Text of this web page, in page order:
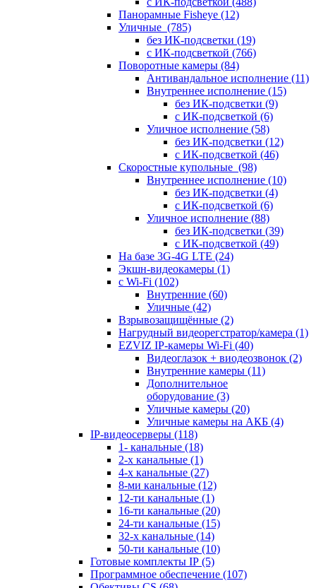
Панорамные Fisheye (12)
Уличные (785)
без ИК-подсветки (19)
с ИК-подсветкой (766)
Поворотные камеры (84)
Антивандальное исполнение (11)
Внутреннее исполнение (15)
без ИК-подсветки (9)
с ИК-подсветкой (6)
Уличное исполнение (58)
без ИК-подсветки (12)
с ИК-подсветкой (46)
Скоростные купольные (98)
Внутреннее исполнение (10)
без ИК-подсветки (4)
с ИК-подсветкой (6)
Уличное исполнение (88)
без ИК-подсветки (39)
с ИК-подсветкой (49)
На базе 3G-4G LTE (24)
Экшн-видеокамеры (1)
с Wi-Fi (102)
Внутренние (60)
Уличные (42)
Взрывозащищённые (2)
Нагрудный видеорегстратор/камера (1)
EZVIZ IP-камеры Wi-Fi (40)
Видеоглазок + виодеозвонок (2)
Внутренние камеры (11)
Дополнительное
оборудование (3)
Уличные камеры (20)
Уличные камеры на АКБ (4)
IP-видеосерверы (118)
1- канальные (18)
2-х канальные (1)
4-х канальные (27)
8-ми канальные (12)
12-ти канальные (1)
16-ти канальные (20)
24-ти канальные (15)
32-х канальные (14)
50-ти канальные (10)
Готовые комплекты IP (5)
Программное обеспечение (107)